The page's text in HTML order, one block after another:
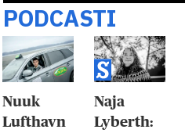
PODCASTI
Nuuk
Lufthavn
Naja
Lyberth: